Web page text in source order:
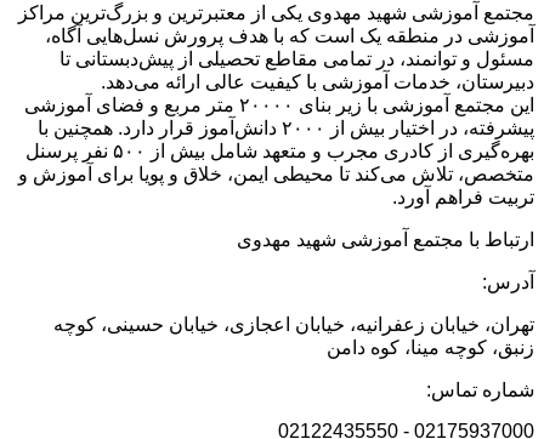
مجتمع آموزشی شهید مهدوی یکی از معتبرترین و بزرگ‌ترین مراکز
آموزشی در منطقه یک است که با هدف پرورش نسل‌هایی آگاه،
مسئول و توانمند، در تمامی مقاطع تحصیلی از پیش‌دبستانی تا
دبیرستان، خدمات آموزشی با کیفیت عالی ارائه می‌دهد.
این مجتمع آموزشی با زیر بنای ۲۰۰۰۰ متر مربع و فضای آموزشی
پیشرفته، در اختیار بیش از ۲۰۰۰ دانش‌آموز قرار دارد. همچنین با
بهره‌گیری از کادری مجرب و متعهد شامل بیش از ۵۰۰ نفر پرسنل
متخصص، تلاش می‌کند تا محیطی ایمن، خلاق و پویا برای آموزش و
تربیت فراهم آورد.
ارتباط با مجتمع آموزشی شهید مهدوی
آدرس:
تهران، خیابان زعفرانیه، خیابان اعجازی، خیابان حسینی، کوچه
زنبق، کوچه مینا، کوه دامن
شماره تماس:
02175937000 - 02122435550